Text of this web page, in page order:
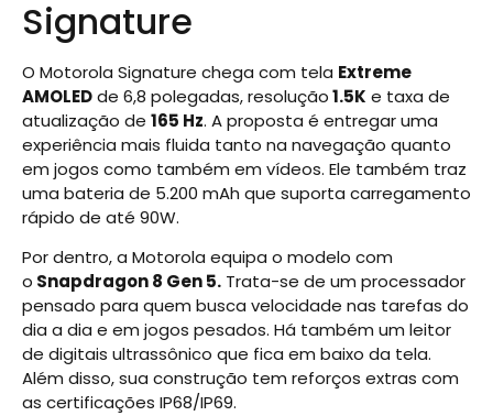
Signature
O Motorola Signature chega com tela Extreme
AMOLEDde 6,8 polegadas, resolução1.5K e taxa de
atualização de 165 Hz. A proposta é entregar uma
experiência mais fluida tanto na navegação quanto
em jogos como também em vídeos. Ele também traz
uma bateria de 5.200 mAh que suporta carregamento
rápido de até 90W.
Por dentro, a Motorola equipa o modelo com
o Snapdragon 8 Gen 5. Trata-se de um processador
pensado para quem busca velocidade nas tarefas do
dia a dia e em jogos pesados. Há também um leitor
de digitais ultrassônico que fica em baixo da tela.
Além disso, sua construção tem reforços extras com
as certificações IP68/IP69.